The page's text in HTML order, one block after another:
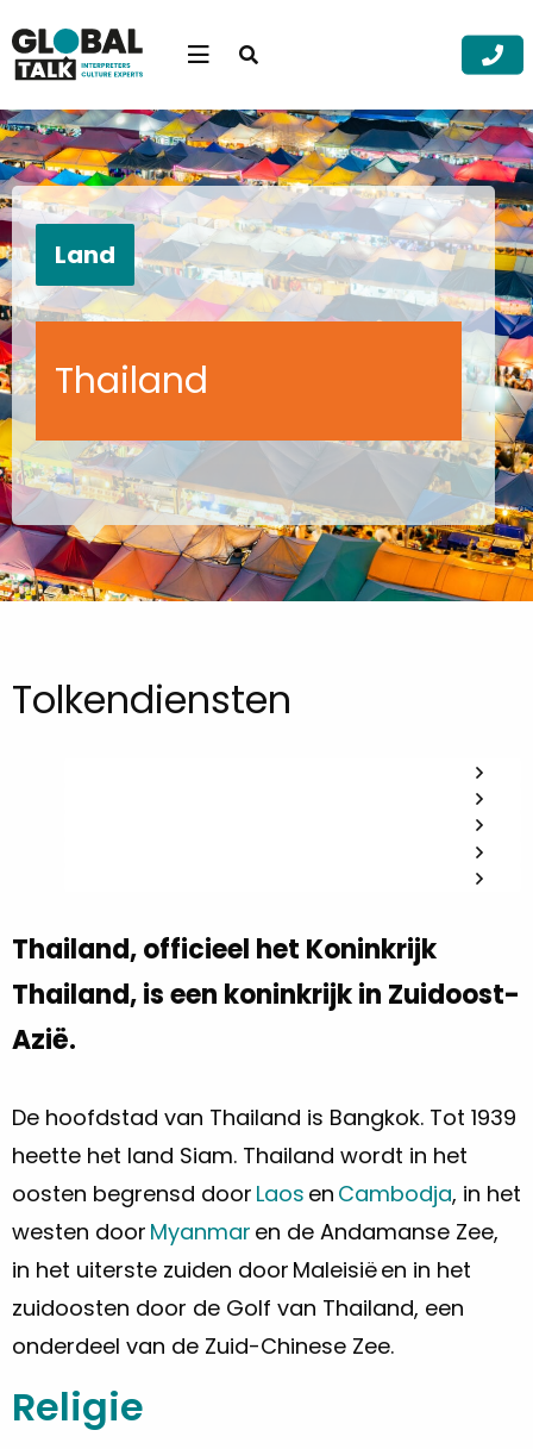
Open
Zoek
Zoek
Land
Thailand
Tolkendiensten
Thailand, officieel het Koninkrijk
Thailand, is een koninkrijk in Zuidoost-
Azië.
De hoofdstad van Thailand is Bangkok. Tot 1939
heette het land Siam. Thailand wordt in het
oosten begrensd door Laos en Cambodja, in het
westen door Myanmar en de Andamanse Zee,
in het uiterste zuiden door Maleisië en in het
zuidoosten door de Golf van Thailand, een
onderdeel van de Zuid-Chinese Zee.
Religie